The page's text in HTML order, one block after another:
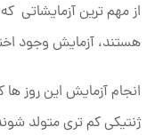
از مهم ترین آزمایشاتی
هستند، آزمایش وجود
انجام آزمایش این روز
ژنتیکی کم تری متولد